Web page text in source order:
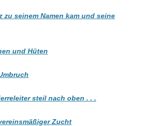
zu seinem Namen kam und seine
und Hüten
steil nach oben . . .
Zucht